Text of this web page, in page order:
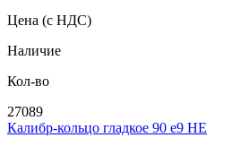
Цена (с НДС)
Наличие
Кол-во
27089
Калибр-кольцо гладкое 90 e9 НЕ